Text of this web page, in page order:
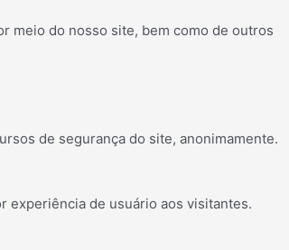
meio do nosso site, bem como de outros
de segurança do site, anonimamente.
experiência de usuário aos visitantes.